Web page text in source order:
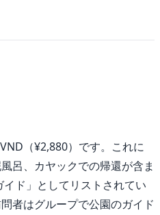
（¥2,880）です。これに
呂、カヤックでの帰還が含ま
ド」としてリストされてい
者はグループで公園のガイド